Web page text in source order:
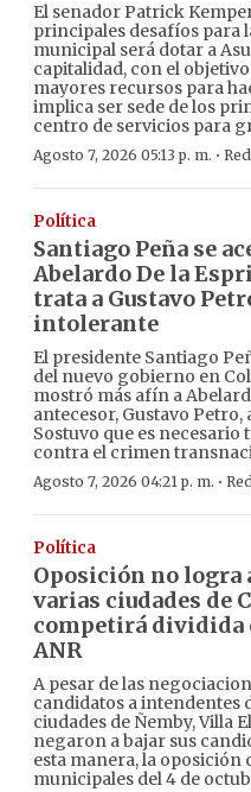
El senador Patrick
principales desafíos
municipal será dotar a
capitalidad, con el
mayores recursos para
implica ser sede de los
centro de servicios para
Agosto 7, 2026 05:13 p. m. ·
Política
Santiago Peña se
Abelardo De la
trata a Gustavo
intolerante
El presidente Santiago
del nuevo gobierno en
mostró más afín a
antecesor, Gustavo
Sostuvo que es
contra el crimen
Agosto 7, 2026 04:21 p. m. ·
Política
Oposición no logra
varias ciudades de
competirá dividida
ANR
A pesar de las
candidatos a intendentes
ciudades de Ñemby, Villa
negaron a bajar sus
esta manera, la
municipales del 4 de